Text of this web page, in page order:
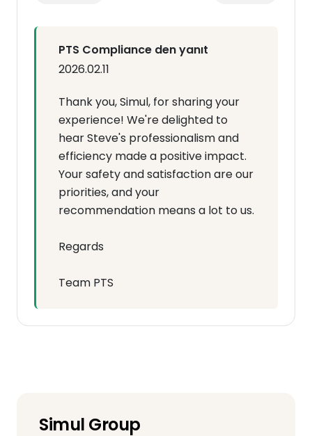
PTS Compliance den yanıt
2026.02.11
Thank you, Simul, for sharing your
experience! We're delighted to
hear Steve's professionalism and
efficiency made a positive impact.
Your safety and satisfaction are our
priorities, and your
recommendation means a lot to us.
Regards
Team PTS
Simul Group